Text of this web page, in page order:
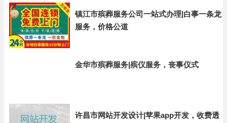
镇江市殡葬服务公司一站式办理|白事一条龙
服务，价格公道
金华市殡葬服务|殡仪服务，丧事仪式
许昌市网站开发设计|苹果app开发，收费透